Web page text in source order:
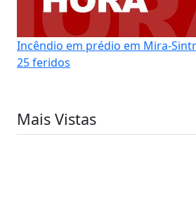
Incêndio em prédio em Mira-
25 feridos
Mais Vistas